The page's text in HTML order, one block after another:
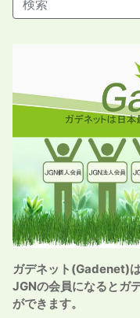
ガデネット(Gadenet)
JGNの会員になるとガ
ができます。